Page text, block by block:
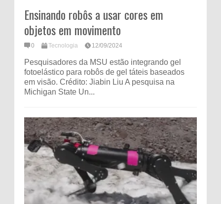
Ensinando robôs a usar cores em
objetos em movimento
0 Tecnologia 12/09/2024
Pesquisadores da MSU estão integrando gel
fotoelástico para robôs de gel táteis baseados
em visão. Crédito: Jiabin Liu A pesquisa na
Michigan State Un...